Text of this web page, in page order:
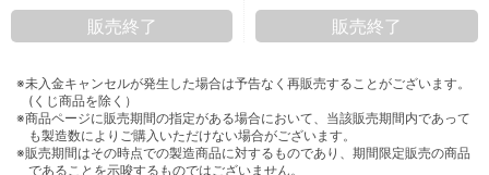
販売終了
販売終了
※未入金キャンセルが発生した場合は予告なく再販売することがございます。
(くじ商品を除く）
※商品ページに販売期間の指定がある場合において、当該販売期間内であって
も製造数によりご購入いただけない場合がございます。
※販売期間はその時点での製造商品に対するものであり、期間限定販売の商品
であることを示唆するものではございません。